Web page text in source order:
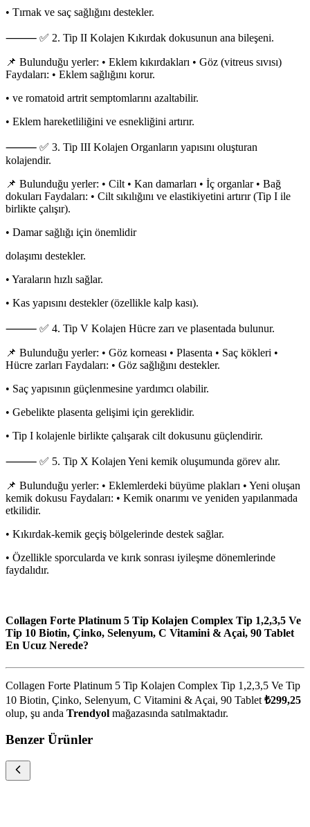
• Tırnak ve saç sağlığını destekler.
⸻ ✅ 2. Tip II Kolajen Kıkırdak dokusunun ana bileşeni.
📌 Bulunduğu yerler: • Eklem kıkırdakları • Göz (vitreus sıvısı)
Faydaları: • Eklem sağlığını korur.
• ve romatoid artrit semptomlarını azaltabilir.
• Eklem hareketliliğini ve esnekliğini artırır.
⸻ ✅ 3. Tip III Kolajen Organların yapısını oluşturan
kolajendir.
📌 Bulunduğu yerler: • Cilt • Kan damarları • İç organlar • Bağ
dokuları Faydaları: • Cilt sıkılığını ve elastikiyetini artırır (Tip I ile
birlikte çalışır).
• Damar sağlığı için önemlidir
dolaşımı destekler.
• Yaraların hızlı sağlar.
• Kas yapısını destekler (özellikle kalp kası).
⸻ ✅ 4. Tip V Kolajen Hücre zarı ve plasentada bulunur.
📌 Bulunduğu yerler: • Göz korneası • Plasenta • Saç kökleri •
Hücre zarları Faydaları: • Göz sağlığını destekler.
• Saç yapısının güçlenmesine yardımcı olabilir.
• Gebelikte plasenta gelişimi için gereklidir.
• Tip I kolajenle birlikte çalışarak cilt dokusunu güçlendirir.
⸻ ✅ 5. Tip X Kolajen Yeni kemik oluşumunda görev alır.
📌 Bulunduğu yerler: • Eklemlerdeki büyüme plakları • Yeni oluşan
kemik dokusu Faydaları: • Kemik onarımı ve yeniden yapılanmada
etkilidir.
• Kıkırdak-kemik geçiş bölgelerinde destek sağlar.
• Özellikle sporcularda ve kırık sonrası iyileşme dönemlerinde
faydalıdır.
Collagen Forte Platinum 5 Tip Kolajen Complex Tip 1,2,3,5 Ve
Tip 10 Biotin, Çinko, Selenyum, C Vitamini & Açai, 90 Tablet
En Ucuz Nerede?
Collagen Forte Platinum 5 Tip Kolajen Complex Tip 1,2,3,5 Ve Tip
10 Biotin, Çinko, Selenyum, C Vitamini & Açai, 90 Tablet ₺299,25
olup, şu anda Trendyol mağazasında satılmaktadır.
Benzer Ürünler